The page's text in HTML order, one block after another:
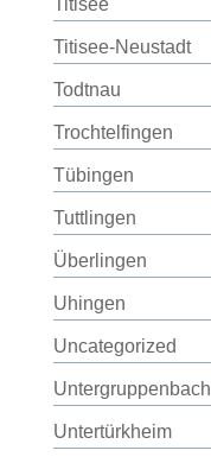
Titisee
Titisee-Neustadt
Todtnau
Trochtelfingen
Tübingen
Tuttlingen
Überlingen
Uhingen
Uncategorized
Untergruppenbach
Untertürkheim